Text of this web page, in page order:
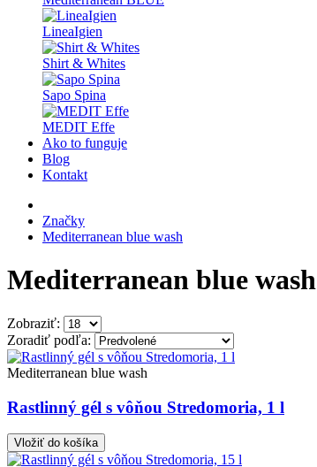
LineaIgien
Shirt & Whites
Sapo Spina
MEDIT Effe
Ako to funguje
Blog
Kontakt
Značky
Mediterranean blue wash
Mediterranean blue wash
Zobraziť:
Zoradiť podľa:
Mediterranean blue wash
Rastlinný gél s vôňou Stredomoria, 1 l
Vložiť do košíka